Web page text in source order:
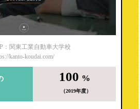
：関東工業自動車大学校
kanto-koudai.com/
100 %
（2019年度）